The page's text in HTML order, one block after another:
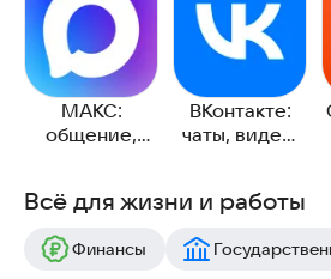
МАКС:
общение,
ВКонтакте:
чаты, видео,
Всё для жизни и работы
Финансы